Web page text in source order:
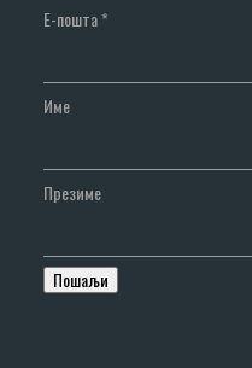
Е-пошта*
Име
Презиме